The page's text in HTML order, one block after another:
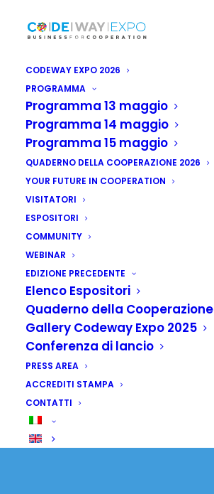
CODEWAY EXPO 2026
PROGRAMMA
Programma 13 maggio
Programma 14 maggio
Programma 15 maggio
QUADERNO DELLA COOPERAZIONE 2026
YOUR FUTURE IN COOPERATION
VISITATORI
ESPOSITORI
COMMUNITY
WEBINAR
EDIZIONE PRECEDENTE
Elenco Espositori
Quaderno della Cooperazione
Gallery Codeway Expo 2025
Conferenza di lancio
PRESS AREA
ACCREDITI STAMPA
CONTATTI